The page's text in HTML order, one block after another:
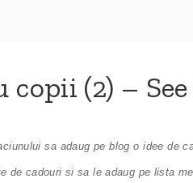
(2) –
sa adaug pe blog o idee de
cadouri si sa le adaug pe lista